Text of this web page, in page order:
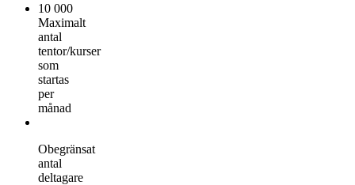
10 000
Maximalt
antal
tentor/kurser
som
startas
per
månad
Obegränsat
antal
deltagare